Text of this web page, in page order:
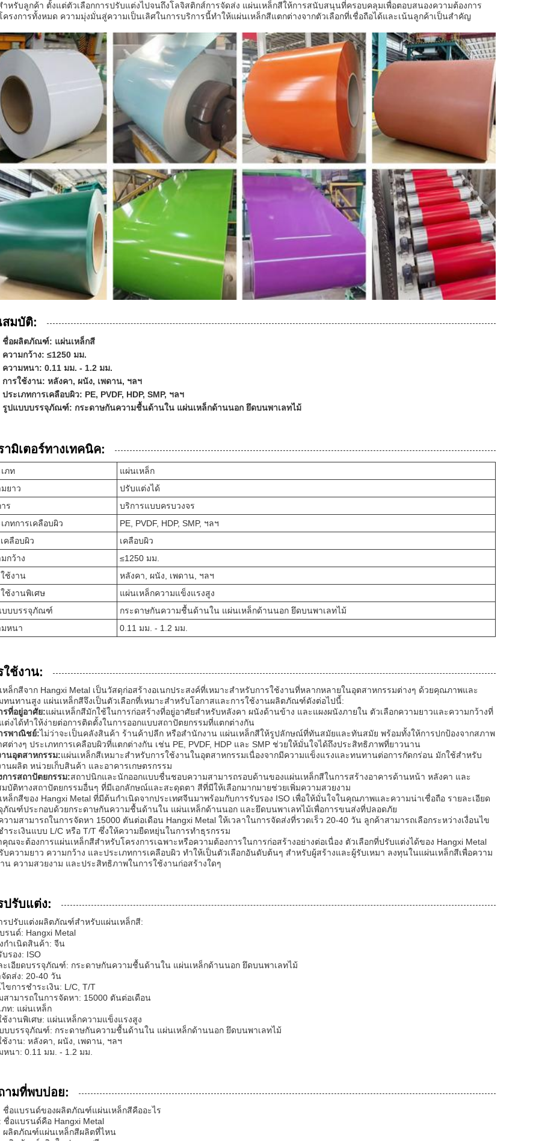
ำหรับลูกค้า ตั้งแต่ตัวเลือกการปรับแต่งไปจนถึงโลจิสติกส์การจัดส่ง แผ่นเหล็กสีให้การสนับสนุนที่ครอบคลุมเพื่อตอบสนองความต้องการ
ครงการทั้งหมด ความมุ่งมั่นสู่ความเป็นเลิศในการบริการนี้ทำให้แผ่นเหล็กสีแตกต่างจากตัวเลือกที่เชื่อถือได้และเน้นลูกค้าเป็นสำคัญ
มบัติ:
ชื่อผลิตภัณฑ์: แผ่นเหล็กสี
ความกว้าง: ≤1250 มม.
ความหนา: 0.11 มม. - 1.2 มม.
การใช้งาน: หลังคา, ผนัง, เพดาน, ฯลฯ
ประเภทการเคลือบผิว: PE, PVDF, HDP, SMP, ฯลฯ
รูปแบบบรรจุภัณฑ์: กระดาษกันความชื้นด้านใน แผ่นเหล็กด้านนอก ยึดบนพาเลทไม้
ามิเตอร์ทางเทคนิค:
ภท
แผ่นเหล็ก
ยาว
ปรับแต่งได้
ร
บริการแบบครบวงจร
ภทการเคลือบผิว
PE, PVDF, HDP, SMP, ฯลฯ
คลือบผิว
เคลือบผิว
กว้าง
≤1250 มม.
ช้งาน
หลังคา, ผนัง, เพดาน, ฯลฯ
ช้งานพิเศษ
แผ่นเหล็กความแข็งแรงสูง
บบบรรจุภัณฑ์
กระดาษกันความชื้นด้านใน แผ่นเหล็กด้านนอก ยึดบนพาเลทไม้
หนา
0.11 มม. - 1.2 มม.
ใช้งาน:
หล็กสีจาก Hangxi Metal เป็นวัสดุก่อสร้างอเนกประสงค์ที่เหมาะสำหรับการใช้งานที่หลากหลายในอุตสาหกรรมต่างๆ ด้วยคุณภาพและ
ทนทานสูง แผ่นเหล็กสีจึงเป็นตัวเลือกที่เหมาะสำหรับโอกาสและการใช้งานผลิตภัณฑ์ดังต่อไปนี้:
รที่อยู่อาศัย:แผ่นเหล็กสีมักใช้ในการก่อสร้างที่อยู่อาศัยสำหรับหลังคา ผนังด้านข้าง และแผงผนังภายใน ตัวเลือกความยาวและความกว้างที่
ต่งได้ทำให้ง่ายต่อการติดตั้งในการออกแบบสถาปัตยกรรมที่แตกต่างกัน
รพาณิชย์:ไม่ว่าจะเป็นคลังสินค้า ร้านค้าปลีก หรือสำนักงาน แผ่นเหล็กสีให้รูปลักษณ์ที่ทันสมัยและทันสมัย พร้อมทั้งให้การปกป้องจากสภาพ
ศต่างๆ ประเภทการเคลือบผิวที่แตกต่างกัน เช่น PE, PVDF, HDP และ SMP ช่วยให้มั่นใจได้ถึงประสิทธิภาพที่ยาวนาน
านอุตสาหกรรม:แผ่นเหล็กสีเหมาะสำหรับการใช้งานในอุตสาหกรรมเนื่องจากมีความแข็งแรงและทนทานต่อการกัดกร่อน มักใช้สำหรับ
านผลิต หน่วยเก็บสินค้า และอาคารเกษตรกรรม
การสถาปัตยกรรม:สถาปนิกและนักออกแบบชื่นชอบความสามารถรอบด้านของแผ่นเหล็กสีในการสร้างอาคารด้านหน้า หลังคา และ
บัติทางสถาปัตยกรรมอื่นๆ ที่มีเอกลักษณ์และสะดุดตา สีที่มีให้เลือกมากมายช่วยเพิ่มความสวยงาม
หล็กสีของ Hangxi Metal ที่มีต้นกำเนิดจากประเทศจีนมาพร้อมกับการรับรอง ISO เพื่อให้มั่นใจในคุณภาพและความน่าเชื่อถือ รายละเอียด
ภัณฑ์ประกอบด้วยกระดาษกันความชื้นด้านใน แผ่นเหล็กด้านนอก และยึดบนพาเลทไม้เพื่อการขนส่งที่ปลอดภัย
วามสามารถในการจัดหา 15000 ตันต่อเดือน Hangxi Metal ให้เวลาในการจัดส่งที่รวดเร็ว 20-40 วัน ลูกค้าสามารถเลือกระหว่างเงื่อนไข
ำระเงินแบบ L/C หรือ T/T ซึ่งให้ความยืดหยุ่นในการทำธุรกรรม
คุณจะต้องการแผ่นเหล็กสีสำหรับโครงการเฉพาะหรือความต้องการในการก่อสร้างอย่างต่อเนื่อง ตัวเลือกที่ปรับแต่งได้ของ Hangxi Metal
บความยาว ความกว้าง และประเภทการเคลือบผิว ทำให้เป็นตัวเลือกอันดับต้นๆ สำหรับผู้สร้างและผู้รับเหมา ลงทุนในแผ่นเหล็กสีเพื่อความ
น ความสวยงาม และประสิทธิภาพในการใช้งานก่อสร้างใดๆ
ปรับแต่ง:
รปรับแต่งผลิตภัณฑ์สำหรับแผ่นเหล็กสี:
รนด์: Hangxi Metal
กำเนิดสินค้า: จีน
บรอง: ISO
ะเอียดบรรจุภัณฑ์: กระดาษกันความชื้นด้านใน แผ่นเหล็กด้านนอก ยึดบนพาเลทไม้
จัดส่ง: 20-40 วัน
ไขการชำระเงิน: L/C, T/T
สามารถในการจัดหา: 15000 ตันต่อเดือน
ภท: แผ่นเหล็ก
ช้งานพิเศษ: แผ่นเหล็กความแข็งแรงสูง
บบรรจุภัณฑ์: กระดาษกันความชื้นด้านใน แผ่นเหล็กด้านนอก ยึดบนพาเลทไม้
ช้งาน: หลังคา, ผนัง, เพดาน, ฯลฯ
หนา: 0.11 มม. - 1.2 มม.
ามที่พบบ่อย:
ชื่อแบรนด์ของผลิตภัณฑ์แผ่นเหล็กสีคืออะไร
ชื่อแบรนด์คือ Hangxi Metal
ผลิตภัณฑ์แผ่นเหล็กสีผลิตที่ไหน